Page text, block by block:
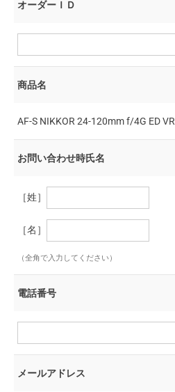
オーダーＩＤ
商品名
AF-S NIKKOR 24-120mm f/4G ED VR
お問い合わせ時氏名
［姓］
［名］
（全角で入力してください）
電話番号
メールアドレス